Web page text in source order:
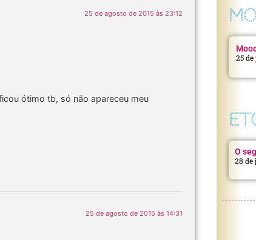
25 de agosto de 2015 às 23:12
ótimo tb, só não apareceu meu
25 de agosto de 2015 às 14:31
25
O
28 de